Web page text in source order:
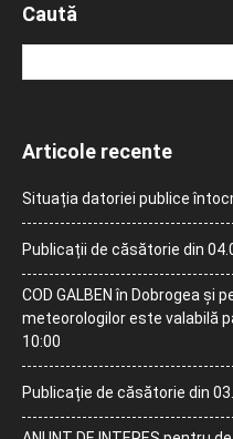
Caută
Articole recente
Situația datoriei publice
Publicații de căsătorie din
COD GALBEN în Dobrogea și
meteorologilor este valabilă
10:00
Publicație de căsătorie din